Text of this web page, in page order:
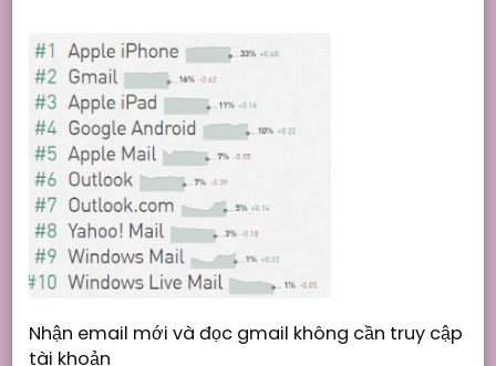
Nhận email mới và đọc gmail không cần truy cập
tài khoản